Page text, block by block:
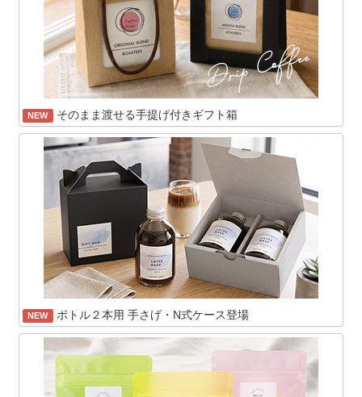
NEW そのまま渡せる手提げ付きギフト箱
NEW ボトル２本用 手さげ・N式ケース登場